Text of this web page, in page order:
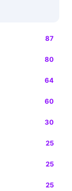
87
80
64
60
30
25
25
25